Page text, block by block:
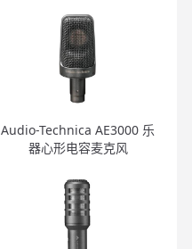
Audio-Technica AE3000 乐
器心形电容麦克风